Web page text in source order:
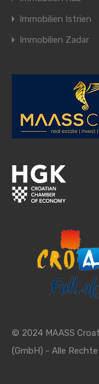
Immobilien Istrien
Immobilien Zadar
© 2024 MAASS
(GmbH) - Alle